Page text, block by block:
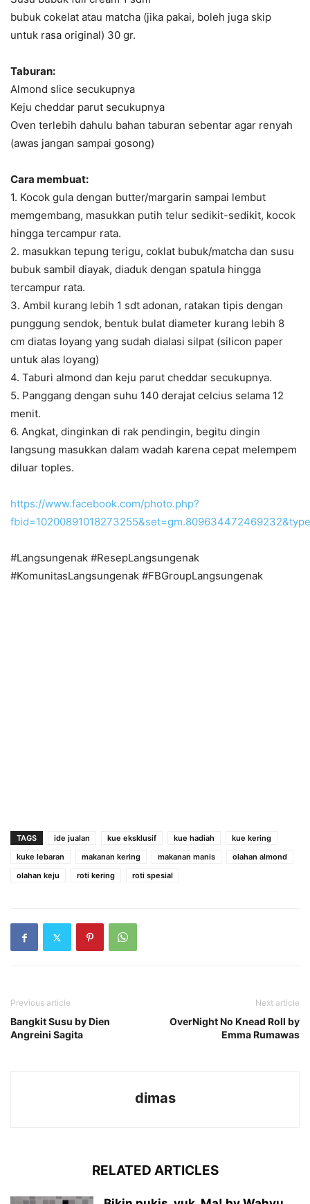
bubuk cokelat atau matcha (jika pakai, boleh juga skip
untuk rasa original) 30 gr.
Taburan:
Almond slice secukupnya
Keju cheddar parut secukupnya
Oven terlebih dahulu bahan taburan sebentar agar renyah
(awas jangan sampai gosong)
Cara membuat:
1. Kocok gula dengan butter/margarin sampai lembut
memgembang, masukkan putih telur sedikit-sedikit, kocok
hingga tercampur rata.
2. masukkan tepung terigu, coklat bubuk/matcha dan susu
bubuk sambil diayak, diaduk dengan spatula hingga
tercampur rata.
3. Ambil kurang lebih 1 sdt adonan, ratakan tipis dengan
punggung sendok, bentuk bulat diameter kurang lebih 8
cm diatas loyang yang sudah dialasi silpat (silicon paper
untuk alas loyang)
4. Taburi almond dan keju parut cheddar secukupnya.
5. Panggang dengan suhu 140 derajat celcius selama 12
menit.
6. Angkat, dinginkan di rak pendingin, begitu dingin
langsung masukkan dalam wadah karena cepat melempem
diluar toples.
https://www.facebook.com/photo.php?
#Langsungenak #ResepLangsungenak
#KomunitasLangsungenak #FBGroupLangsungenak
TAGS ide jualan kue eksklusif kue hadiah
kue kering
kuke lebaran
makanan kering makanan manis
olahan almond
olahan keju
roti kering roti spesial
Previous article
Bangkit Susu by Dien
Angreini Sagita
Next article
OverNight No Knead Roll by
Emma Rumawas
dimas
RELATED ARTICLES